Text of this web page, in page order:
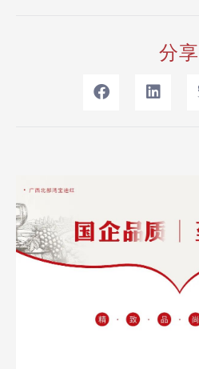
分享